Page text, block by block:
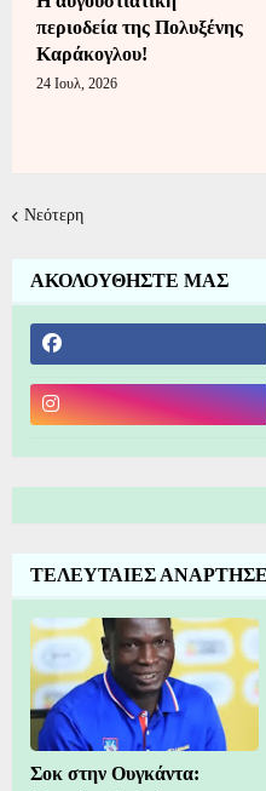
περιοδεία της Πολυξένης
Καράκογλου!
24 Ιουλ, 2026
Νεότερη
ΑΚΟΛΟΥΘΗΣΤΕ ΜΑΣ
ΤΕΛΕΥΤΑΙΕΣ
Σοκ στην Ουγκάντα: